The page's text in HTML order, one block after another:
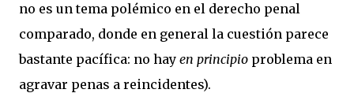
no es un tema polémico en el derecho penal
comparado, donde en general la cuestión parece
bastante pacífica: no hay en principio problema en
agravar penas a reincidentes).